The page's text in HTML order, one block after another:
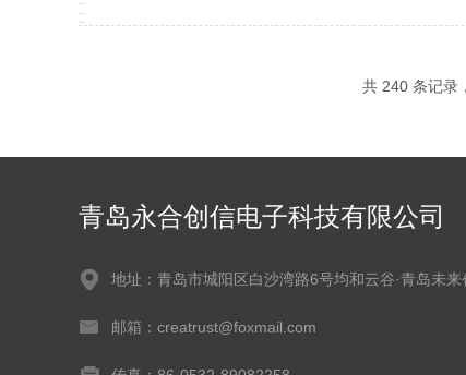
共 240 条记录
青岛永合创信电子科技有限公司
地址：青岛市城阳区白沙湾路6号均和云谷·青岛未来
邮箱：creatrust@foxmail.com